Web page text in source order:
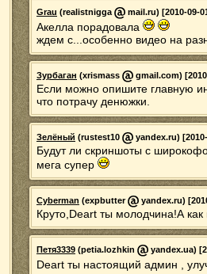
Grau (realistnigga mail.ru) [2010-09-
Акелла порадовала
ждем с...особенно видео на
Зурбаган (xrismass gmail.com)
Если можно опишите главную
что потрачу денюжки.
Зелёный (rustest10 yandex.ru)
Будут ли скриншоты с
мега супер
Cyberman (expbutter yandex.ru)
Круто,Deart ты молодчина!А
Петя3339 (petia.lozhkin yandex.ua)
Deart ты настоящий админ ,